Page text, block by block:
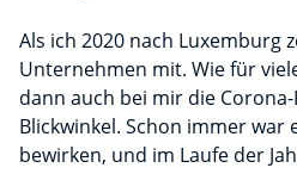
Als ich 2020 nach Luxemburg
Unternehmen mit. Wie für
dann auch bei mir die
Blickwinkel. Schon immer war
bewirken, und im Laufe der